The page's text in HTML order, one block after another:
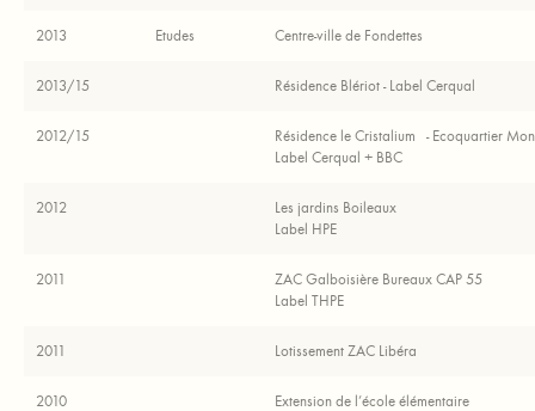
2013 Etudes Centre-ville de Fondettes
2013/15 Résidence Blériot - Label Cerqual
2012/15
Résidence le Cristalium - Ecoquartier
Label Cerqual + BBC
2012
Les jardins Boileaux
​Label HPE
2011
ZAC Galboisière Bureaux CAP 55
Label THPE
2011 Lotissement ZAC Libéra
2010 Extension de l’école élémentaire